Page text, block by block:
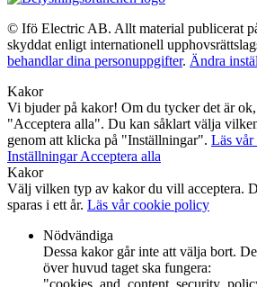
© Ifö Electric AB. Allt material publicerat
skyddat enligt internationell
behandlar dina personuppgifter. Ändra
Kakor
Vi bjuder på kakor! Om du tycker det är
"Acceptera alla". Du kan såklart välja
genom att klicka på "Inställningar". Läs
InställningarAcceptera alla
Kakor
Välj vilken typ av kakor du vill acceptera.
sparas i ett år. Läs vår cookie policy
Nödvändiga
Dessa kakor går inte att välja bort.
över huvud taget ska fungera: